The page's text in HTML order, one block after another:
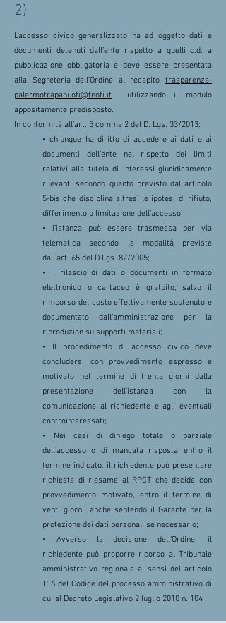
2)
L’accesso civico generalizzato ha ad oggetto dati e
documenti detenuti dall’ente rispetto a quelli c.d. a
pubblicazione obbligatoria e deve essere presentata
alla Segreteria dell’Ordine al recapito trasparenza-
palermotrapani.ofi@fnofi.it utilizzando il modulo
appositamente predisposto.
In conformità all’art. 5 comma 2 del D. Lgs. 33/2013:
• chiunque ha diritto di accedere ai dati e ai
documenti dell’ente nel rispetto dei limiti
relativi alla tutela di interessi giuridicamente
rilevanti secondo quanto previsto dall’articolo
5-bis che disciplina altresì le ipotesi di rifiuto,
differimento o limitazione dell’accesso;
• l’istanza può essere trasmessa per via
telematica secondo le modalità previste
dall’art..65 del D.Lgs. 82/2005;
• Il rilascio di dati o documenti in formato
elettronico o cartaceo è gratuito, salvo il
rimborso del costo effettivamente sostenuto e
documentato dall’amministrazione per la
riproduzion su supporti materiali;
• Il procedimento di accesso civico deve
concludersi con provvedimento espresso e
motivato nel termine di trenta giorni dalla
presentazione dell’istanza con la
comunicazione al richiedente e agli eventuali
controinteressati;
• Nei casi di diniego totale o parziale
dell’accesso o di mancata risposta entro il
termine indicato, il richiedente può presentare
richiesta di riesame al RPCT che decide con
provvedimento motivato, entro il termine di
venti giorni, anche sentendo il Garante per la
protezione dei dati personali se necessario;
• Avverso la decisione dell’Ordine, il
richiedente può proporre ricorso al Tribunale
amministrativo regionale ai sensi dell’articolo
116 del Codice del processo amministrativo di
cui al Decreto Legislativo 2 luglio 2010 n. 104